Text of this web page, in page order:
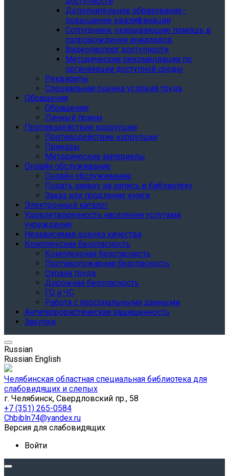
Дополнительное образование -
повышение квалификации
Сотрудники, оказывающие помощь в
сопровождении инвалидов
Видеопаспорт доступности
Методические рекомендации по
организации доступной среды
Реквизиты
Специальная оценка условий труда
Обращения
Обращения
Личный прием
Противодействие коррупции
Противодействие коррупции
Приказы
Методические материалы
Онлайн обслуживание
Онлайн обслуживание
Подать заявку на запись в библиотеку
Заказ или продление книги
Электронный каталог
Удовлетворенность населения услугами
учреждения
Независимая оценка качества
Комплексная безопасность
Комплексная безопасность
Противопожарная безопасность
Охрана труда
Дорожная безопасность
ГО и ЧС
Работа с персональными данными
Антитеррористическая защищенность
Закупки
Russian
Russian English
Челябинская областная специальная библиотека для
слабовидящих и слепых
г. Челябинск, Свердловский пр., 58
+7 (351) 265-0584
Chbibln74@yandex.ru
Версия для слабовидящих
Войти